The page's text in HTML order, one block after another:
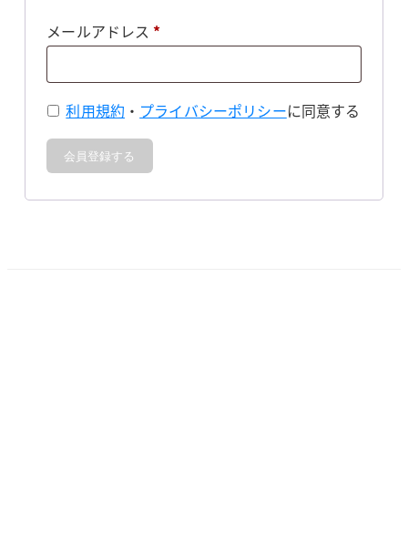
メールアドレス *必
利用規約 ・ プライバシーポリシーに同意する
会員登録する